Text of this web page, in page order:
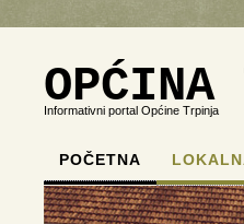
OPĆINA
Informativni portal Općine Trpinja
POČETNA